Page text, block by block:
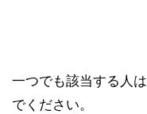
一つでも該当する人
でください。